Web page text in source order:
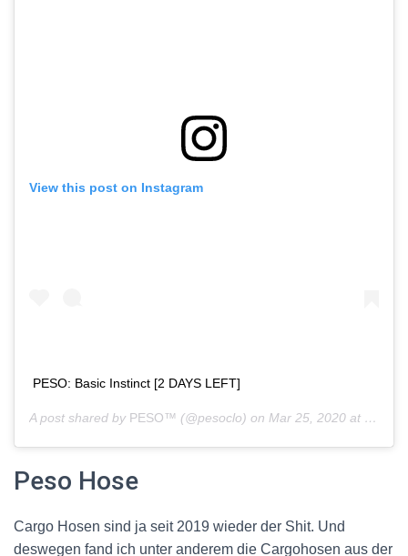
View this post on Instagram
PESO: Basic Instinct [2 DAYS LEFT]
A post shared by PESO™ (@pesoclo) on Mar 25, 2020 at 5:31am PDT
Peso Hose
Cargo Hosen sind ja seit 2019 wieder der Shit. Und
deswegen fand ich unter anderem die Cargohosen aus der